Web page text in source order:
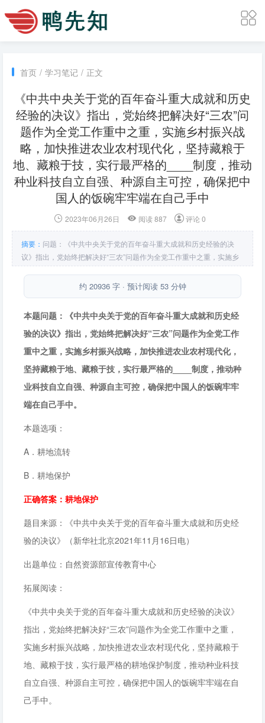
首页 / 学习笔记 / 正文
《中共中央关于党的百年奋斗重大成就和历史
经验的决议》指出，党始终把解决好“三农”问
题作为全党工作重中之重，实施乡村振兴战
略，加快推进农业农村现代化，坚持藏粮于
地、藏粮于技，实行最严格的____制度，推动
种业科技自立自强、种源自主可控，确保把中
国人的饭碗牢牢端在自己手中
2023年06月26日 阅读 887 评论 0
摘要： 问题：《中共中央关于党的百年奋斗重大成就和历史经验的决
议》指出，党始终把解决好“三农”问题作为全党工作重中之重，实施乡
村振兴战略，加快推进农业农村现代化，坚持藏粮于地、藏粮于技，实
行最严格的____制度，推动种业科技自立自强、种源自主可控，确保把
中国人的饭碗牢牢端在自己手中。答案：耕地保护。
约 20936 字 · 预计阅读 53 分钟
本题问题：《中共中央关于党的百年奋斗重大成就和历史经
验的决议》指出，党始终把解决好“三农”问题作为全党工作
重中之重，实施乡村振兴战略，加快推进农业农村现代化，
坚持藏粮于地、藏粮于技，实行最严格的____制度，推动种
业科技自立自强、种源自主可控，确保把中国人的饭碗牢牢
端在自己手中。
本题选项：
A．耕地流转
B．耕地保护
正确答案：耕地保护
题目来源：《中共中央关于党的百年奋斗重大成就和历史经
验的决议》（新华社北京2021年11月16日电）
出题单位：自然资源部宣传教育中心
拓展阅读：
《中共中央关于党的百年奋斗重大成就和历史经验的决议》
指出，党始终把解决好“三农”问题作为全党工作重中之重，
实施乡村振兴战略，加快推进农业农村现代化，坚持藏粮于
地、藏粮于技，实行最严格的耕地保护制度，推动种业科技
自立自强、种源自主可控，确保把中国人的饭碗牢牢端在自
己手中。